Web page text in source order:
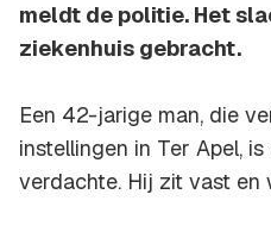
meldt de politie. Het
ziekenhuis gebracht.
Een 42-jarige man, die
instellingen in Ter Apel,
verdachte. Hij zit vast en